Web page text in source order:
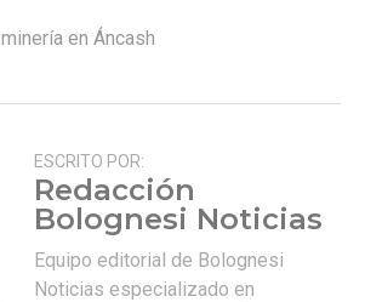
minería en Áncash
ESCRITO POR:
Redacción
Bolognesi Noticias
Equipo editorial de Bolognesi
Noticias especializado en